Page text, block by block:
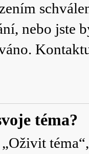
nebo jste
téma?